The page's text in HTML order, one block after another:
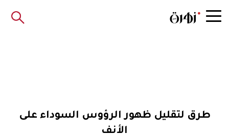
طرق لتقليل ظهور الرؤوس السوداء على
الأنف